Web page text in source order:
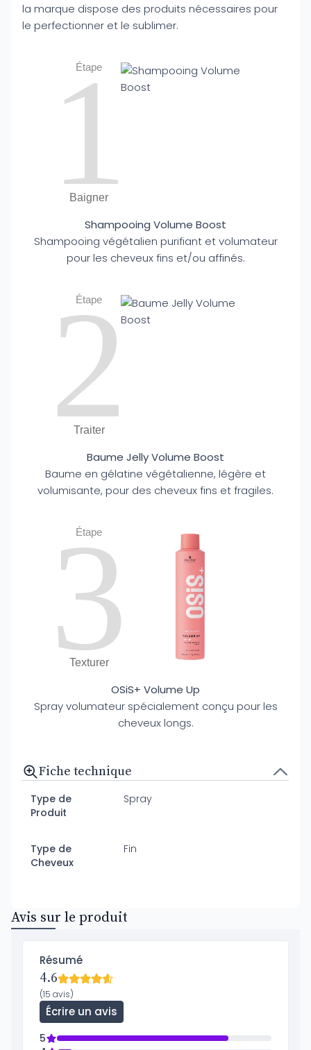
la marque dispose des produits nécessaires pour
le perfectionner et le sublimer.
Étape
1
Baigner
Shampooing Volume Boost
Shampooing végétalien purifiant et volumateur
pour les cheveux fins et/ou affinés.
Étape
2
Traiter
Baume Jelly Volume Boost
Baume en gélatine végétalienne, légère et
volumisante, pour des cheveux fins et fragiles.
Étape
3
Texturer
OSiS+ Volume Up
Spray volumateur spécialement conçu pour les
cheveux longs.
Fiche technique
Type de
Produit
Spray
Type de
Cheveux
Fin
Avis sur le produit
Résumé
4.6
(15 avis)
Écrire un avis
5